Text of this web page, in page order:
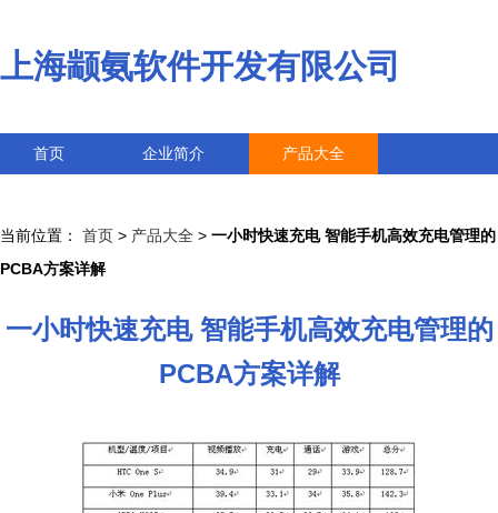
上海颛氨软件开发有限公司
首页 企业简介 产品大全
当前位置： 首页 > 产品大全 > 一小时快速充电 智能手机高效充电管理的
PCBA方案详解
一小时快速充电 智能手机高效充电管理的
PCBA方案详解